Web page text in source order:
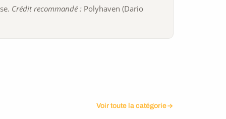
Crédit recommandé : Polyhaven (Dario
Voir toute la catégorie